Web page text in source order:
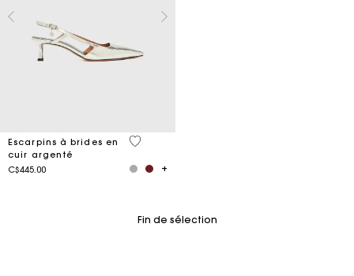
Escarpins à brides en
cuir argenté
C$445.00
3,4 out of 5 Customer Rating
Fin de sélection